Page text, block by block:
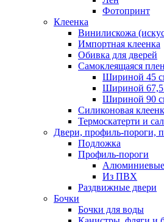
Фотопринт
Клеенка
Винилискожа
Импортная клеенка
Обивка для дверей
Самоклеящаяся
Шириной 45
Шириной
Шириной 90
Силиконовая
Термоскатерти и
Двери, профиль-пороги,
Подложка
Профиль-пороги
Алюминиевые
Из ПВХ
Раздвижные двери
Бочки
Бочки для воды